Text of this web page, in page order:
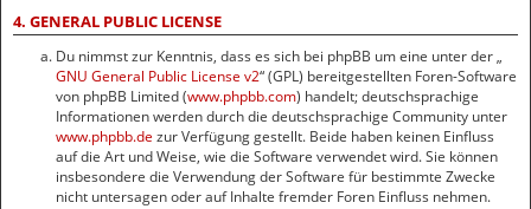
4. GENERAL PUBLIC LICENSE
Du nimmst zur Kenntnis, dass es sich bei phpBB um eine unter der „
GNU General Public License v2“ (GPL) bereitgestellten Foren-Software
von phpBB Limited (www.phpbb.com) handelt; deutschsprachige
Informationen werden durch die deutschsprachige Community unter
www.phpbb.de zur Verfügung gestellt. Beide haben keinen Einfluss
auf die Art und Weise, wie die Software verwendet wird. Sie können
insbesondere die Verwendung der Software für bestimmte Zwecke
nicht untersagen oder auf Inhalte fremder Foren Einfluss nehmen.